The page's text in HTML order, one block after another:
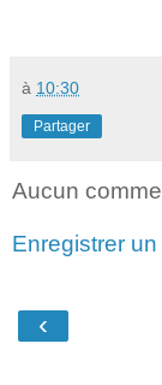
à 10:30
Partager
Aucun
Enregistrer
‹